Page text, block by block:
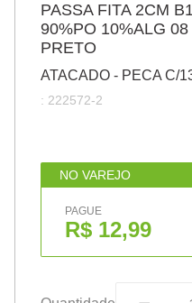
PASSA FITA 2CM
90%PO 10%ALG 08
PRETO
ATACADO - PECA C/
: 222572-2
NO VAREJO
PAGUE
R$ 12,99
pincel
cola
barbante
º fita